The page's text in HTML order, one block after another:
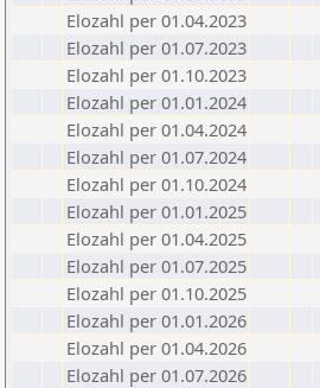
Elozahl per 01.04.2023
Elozahl per 01.07.2023
Elozahl per 01.10.2023
Elozahl per 01.01.2024
Elozahl per 01.04.2024
Elozahl per 01.07.2024
Elozahl per 01.10.2024
Elozahl per 01.01.2025
Elozahl per 01.04.2025
Elozahl per 01.07.2025
Elozahl per 01.10.2025
Elozahl per 01.01.2026
Elozahl per 01.04.2026
Elozahl per 01.07.2026